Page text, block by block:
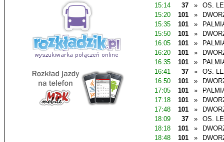
15:14
37 »
OS.
15:20
101 »
15:35
101 »
15:50
101 »
16:05
101 »
16:20
101 »
16:35
101 »
16:41
37 »
OS.
16:50
101 »
17:05
101 »
17:18
101 »
17:48
101 »
18:09
37 »
OS.
18:18
101 »
18:48
101 »